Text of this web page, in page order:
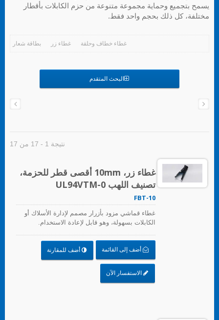
يسمح بتجميع وحماية مجموعة متنوعة من حزم الكابلات بأقطار
مختلفة، كل ذلك بحجم واحد فقط.
بطاقة شعار غطاء زر غطاء خطاف وحلقة
البحث المتقدم
نتيجة 1 - 17 من 17
غطاء زر، 10mm أقصى قطر للحزمة،
تصنيف اللهب UL94VTM-0
FBT-10
غطاء قماشي مزود بأزرار مصمم لإدارة الأسلاك أو
الكابلات بسهولة، وهو قابل لإعادة الاستخدام.
أضف إلى القائمة أضف للمقارنة
الاستفسار الآن